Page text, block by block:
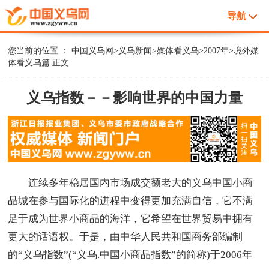
导航
您当前的位置 ：中国义乌网> 义乌新闻>媒体看义乌>2007年>境外媒
体看义乌篇 正文
义乌指数－－影响世界的中国力量
连续多年稳居国内市场成交额老大的义乌中国小商
品城在参与国际化的进程中变得更加充满自信，它不满
足于成为世界小商品的海洋，它希望在世界贸易中拥有
更大的话语权。于是，由中华人民共和国商务部编制
的“义乌指数”(“义乌.中国小商品指数”的简称)于2006年